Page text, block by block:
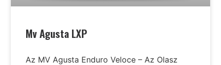
Mv Agusta LXP
Az MV Agusta Enduro Veloce – Az Olasz